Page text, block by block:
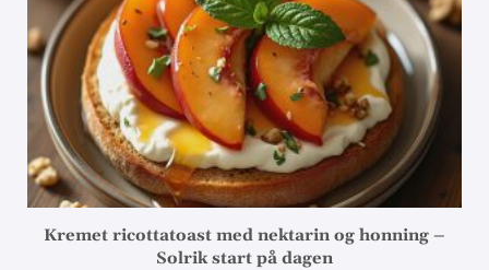
Kremet ricottatoast med nektarin og honning –
Solrik start på dagen